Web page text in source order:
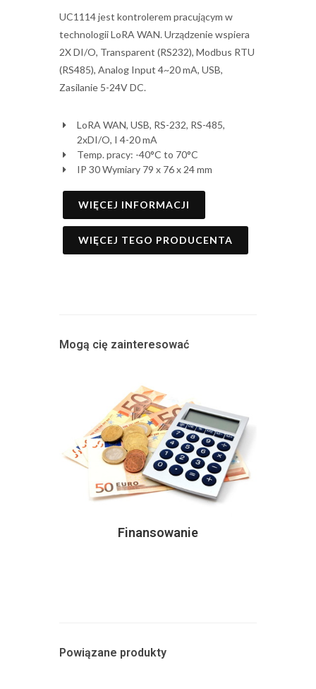
UC1114 jest kontrolerem pracującym w
technologii LoRA WAN. Urządzenie wspiera
2X DI/O, Transparent (RS232), Modbus RTU
(RS485), Analog Input 4~20 mA, USB,
Zasilanie 5-24V DC.
LoRA WAN, USB, RS-232, RS-485,
2xDI/O, I 4-20 mA
Temp. pracy: -40°C to 70°C
IP 30 Wymiary 79 x 76 x 24 mm
WIĘCEJ INFORMACJI
WIĘCEJ TEGO PRODUCENTA
Mogą cię zainteresować
Finansowanie
Powiązane produkty